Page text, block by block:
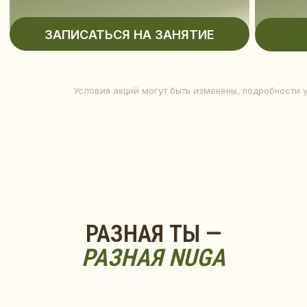
Условия акций могут быть изменены, подробности